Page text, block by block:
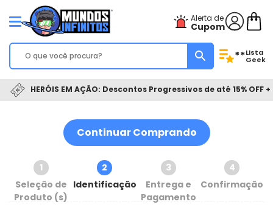
Alerta de
Cupom
**Lista
Geek
HERÓIS EM AÇÃO: Descontos Progressivos de até 15% OFF
Continuar Comprando
1
Seleção de
Produto (s)
2
Identificação
3
Entrega e
Pagamento
4
Confirmação